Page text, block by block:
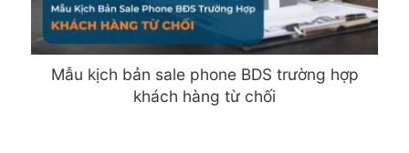
Mẫu kịch bản sale phone BDS trường hợp
khách hàng từ chối